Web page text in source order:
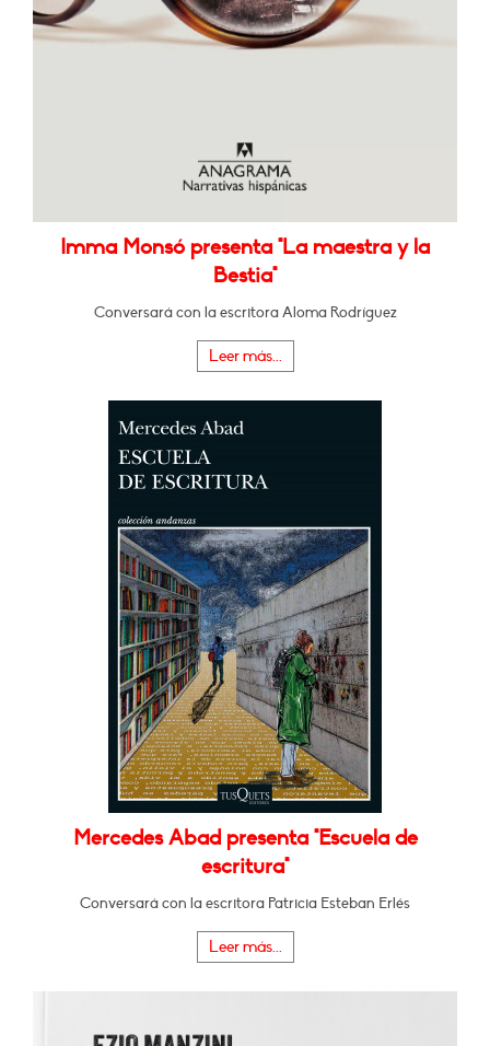
Imma Monsó presenta "La maestra y la
Bestia"
Conversará con la escritora Aloma Rodríguez
Leer más...
Mercedes Abad presenta "Escuela de
escritura"
Conversará con la escritora Patricia Esteban Erlés
Leer más...